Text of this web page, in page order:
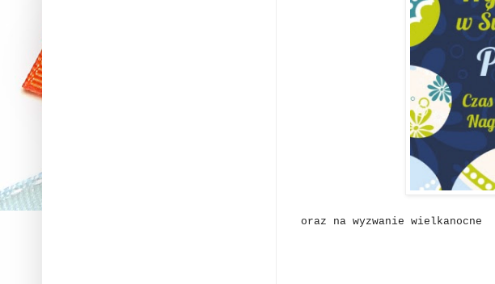
oraz na wyzwanie wielkanocne